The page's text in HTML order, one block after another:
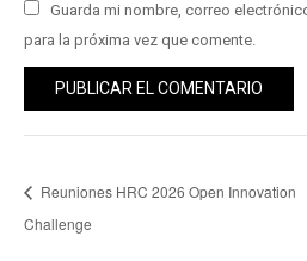
Guarda mi nombre, correo
para la próxima vez que comente.
Reuniones HRC 2026 Open Innovation
Challenge